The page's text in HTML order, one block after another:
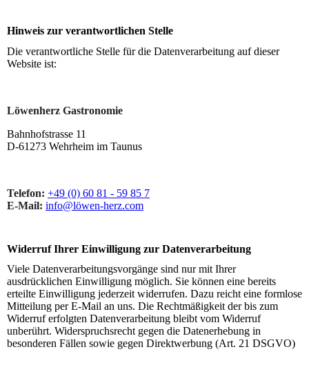
Hinweis zur verantwortlichen Stelle
Die verantwortliche Stelle für die Datenverarbeitung auf dieser
Website ist:
Löwenherz Gastronomie
Bahnhofstrasse 11
D-61273 Wehrheim im Taunus
Telefon: +49 (0) 60 81 - 59 85 7
E-Mail: info@löwen-herz.com
Widerruf Ihrer Einwilligung zur Datenverarbeitung
Viele Datenverarbeitungsvorgänge sind nur mit Ihrer
ausdrücklichen Einwilligung möglich. Sie können eine bereits
erteilte Einwilligung jederzeit widerrufen. Dazu reicht eine formlose
Mitteilung per E-Mail an uns. Die Rechtmäßigkeit der bis zum
Widerruf erfolgten Datenverarbeitung bleibt vom Widerruf
unberührt. Widerspruchsrecht gegen die Datenerhebung in
besonderen Fällen sowie gegen Direktwerbung (Art. 21 DSGVO)